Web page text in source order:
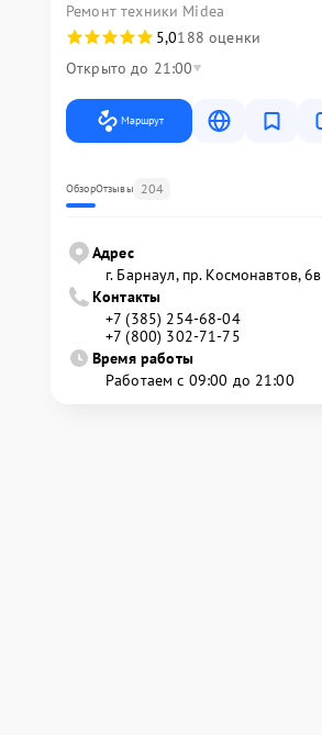
Ремонт техники Midea
5,0188 оценки
Открыто до 21:00
Маршрут
ОбзорОтзывы 204
Адрес
г. Барнаул, ​пр. Космонавтов, 6в
Контакты
+7 (385) 254-68-04
+7 (800) 302-71-75
Время работы
Работаем с 09:00 до 21:00